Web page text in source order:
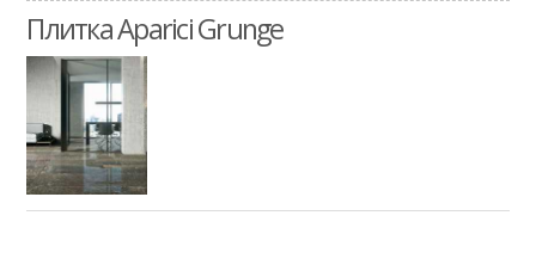
Плитка Aparici Grunge